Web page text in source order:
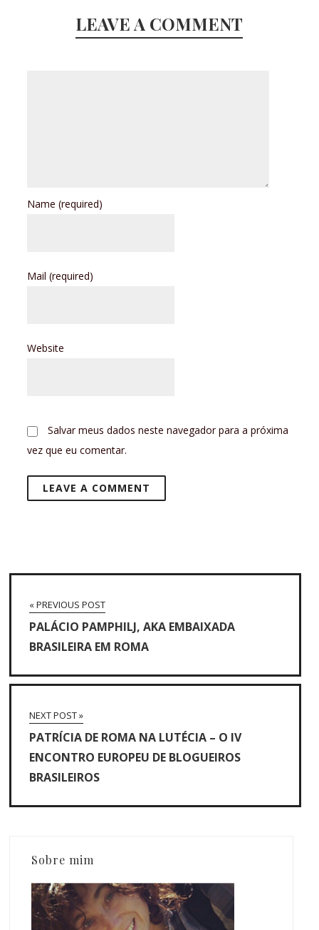
LEAVE A COMMENT
Name(required)
Mail(required)
Website
Salvar meus dados neste navegador para a próxima
vez que eu comentar.
« PREVIOUS POST
PALÁCIO PAMPHILJ, AKA EMBAIXADA
BRASILEIRA EM ROMA
NEXT POST »
PATRÍCIA DE ROMA NA LUTÉCIA – O IV
ENCONTRO EUROPEU DE BLOGUEIROS
BRASILEIROS
Sobre mim